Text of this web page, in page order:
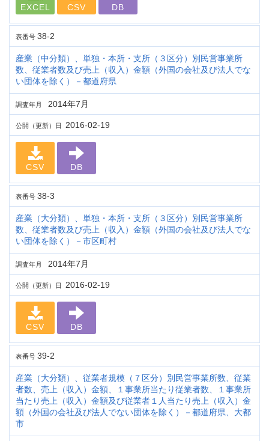
EXCEL CSV DB
表番号 38-2
産業（中分類）、単独・本所・支所（３区分）別民営事業所
数、従業者数及び売上（収入）金額（外国の会社及び法人でな
い団体を除く）－都道府県
調査年月 2014年7月
公開（更新）日 2016-02-19
CSV DB
表番号 38-3
産業（大分類）、単独・本所・支所（３区分）別民営事業所
数、従業者数及び売上（収入）金額（外国の会社及び法人でな
い団体を除く）－市区町村
調査年月 2014年7月
公開（更新）日 2016-02-19
CSV DB
表番号 39-2
産業（大分類）、従業者規模（７区分）別民営事業所数、従業
者数、売上（収入）金額、１事業所当たり従業者数、１事業所
当たり売上（収入）金額及び従業者１人当たり売上（収入）金
額（外国の会社及び法人でない団体を除く）－都道府県、大都
市